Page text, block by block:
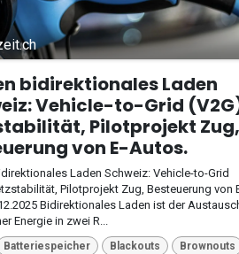
bidirektionales Laden
Vehicle-to-Grid
Pilotprojekt Zug,
von E-Autos.
Laden Schweiz: Vehicle-to-Grid
Pilotprojekt Zug, Besteuerung von
Bidirektionales Laden ist der
Energie in zwei R...
Batteriespeicher Blackouts Brownouts